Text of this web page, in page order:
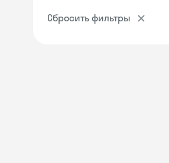
Сбросить фильтры